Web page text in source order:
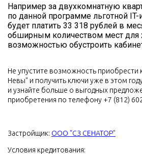
Например за двухкомнатную
по данной программе льготной
будет платить 33 318 рублей в
обширным количеством мест для
возможностью обустроить
Не упустите возможность приобрести
Невы" и получить ключи уже в этом
и узнайте больше о выгодных
приобретения по телефону +7 (812)
Застройщик: ООО "СЗ СЕНАТОР"
Условия кредитования: